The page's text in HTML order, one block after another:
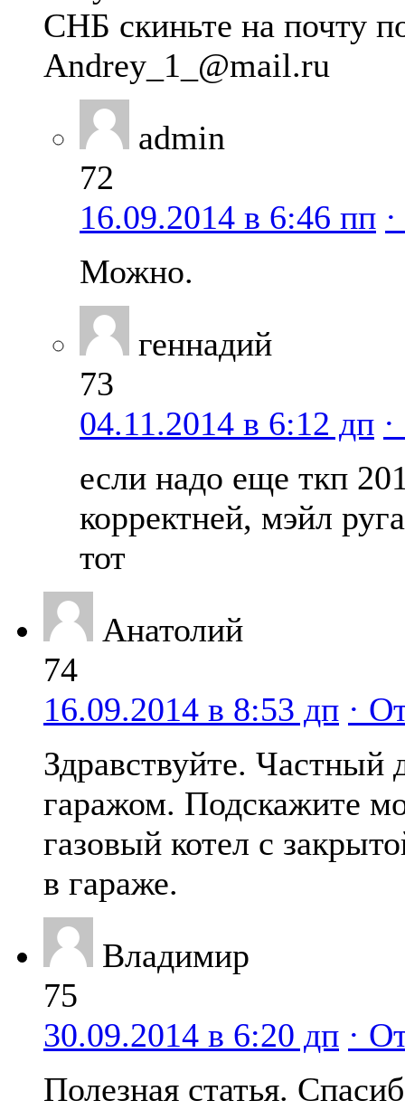
СНБ скиньте на почту
Аndrey_1_@mail.ru
admin
72
16.09.2014 в 6:46 пп
Можно.
геннадий
73
04.11.2014 в 6:12 дп
если надо еще ткп
корректней, мэйл
тот
Анатолий
74
16.09.2014 в 8:53 дп ·
Здравствуйте. Частный
гаражом. Подскажите
газовый котел с
в гараже.
Владимир
75
30.09.2014 в 6:20 дп ·
Полезная статья.